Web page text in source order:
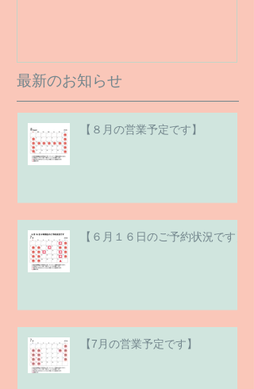
最新のお知らせ
【８月の営業予定です】
【６月１６日のご予約状況です】
【7月の営業予定です】